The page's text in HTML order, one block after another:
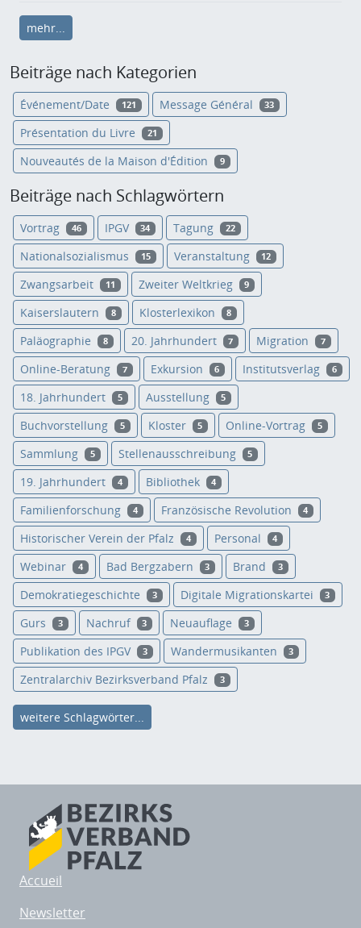
mehr...
Beiträge nach Kategorien
Événement/Date 121 Message Général 33
Présentation du Livre 21
Nouveautés de la Maison d'Édition 9
Beiträge nach Schlagwörtern
Vortrag 46 IPGV 34 Tagung 22
Nationalsozialismus 15 Veranstaltung 12
Zwangsarbeit 11 Zweiter Weltkrieg 9
Kaiserslautern 8 Klosterlexikon 8
Paläographie 8 20. Jahrhundert 7 Migration 7
Online-Beratung 7 Exkursion 6 Institutsverlag 6
18. Jahrhundert 5 Ausstellung 5
Buchvorstellung 5 Kloster 5 Online-Vortrag 5
Sammlung 5 Stellenausschreibung 5
19. Jahrhundert 4 Bibliothek 4
Familienforschung 4 Französische Revolution 4
Historischer Verein der Pfalz 4 Personal 4
Webinar 4 Bad Bergzabern 3 Brand 3
Demokratiegeschichte 3 Digitale Migrationskartei 3
Gurs 3 Nachruf 3 Neuauflage 3
Publikation des IPGV 3 Wandermusikanten 3
Zentralarchiv Bezirksverband Pfalz 3
weitere Schlagwörter...
Accueil
Newsletter